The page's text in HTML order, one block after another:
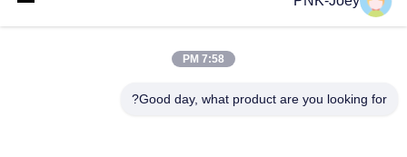
008613580404923
7:58 PM
Good day, what product are you looking for?